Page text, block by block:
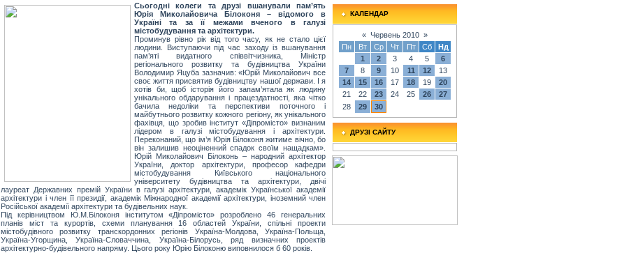
Сьогодні колеги та друзі вшанували пам’ять
Юрія Миколайовича Білоконя – відомого в
Україні та за її межами вченого в галузі
містобудування та архітектури.
Проминув рівно рік від того часу, як не стало цієї
людини. Виступаючи під час заходу із вшанування
пам’яті видатного співвітчизника, Міністр
регіонального розвитку та будівництва України
Володимир Яцуба зазначив: «Юрій Миколайович все
своє життя присвятив будівництву нашої держави. І я
хотів би, щоб історія його запам’ятала як людину
унікального обдарування і працездатності, яка чітко
бачила недоліки та перспективи поточного і
майбутнього розвитку кожного регіону, як унікального
фахівця, що зробив інститут «Діпромісто» визнаним
лідером в галузі містобудування і архітектури.
Переконаний, що ім’я Юрія Білоконя житиме вічно, бо
він залишив неоціненний спадок своїм нащадкам».
Юрій Миколайович Білоконь – народний архітектор
України, доктор архітектури, професор кафедри
містобудування Київського національного
університету будівництва та архітектури, двічі
лауреат Державних премій України в галузі архітектури, академік Української академії
архітектури і член її президії, академік Міжнародної академії архітектури, іноземний член
Російської академії архітектури та будівельних наук.
Під керівництвом Ю.М.Білоконя інститутом «Діпромісто» розроблено 46 генеральних
планів міст та курортів, схеми планування 16 областей України, спільні проекти
містобудівного розвитку транскордонних регіонів Україна-Молдова, Україна-Польща,
Україна-Угорщина, Україна-Словаччина, Україна-Білорусь, ряд визначних проектів
архітектурно-будівельного напряму. Цього року Юрію Білоконю виповнилося б 60 років.
КАЛЕНДАР
« Червень 2010 »
Пн
Вт Ср Чт Пт Сб
Нд
1
2 3 4 5
6
7
8 9 10 11 12
13
14
15 16 17 18 19
20
21
22 23 24 25 26
27
28
29 30
ДРУЗІ САЙТУ